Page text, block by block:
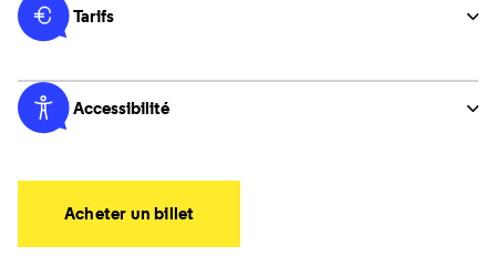
Tarifs
Accessibilité
Acheter un billet